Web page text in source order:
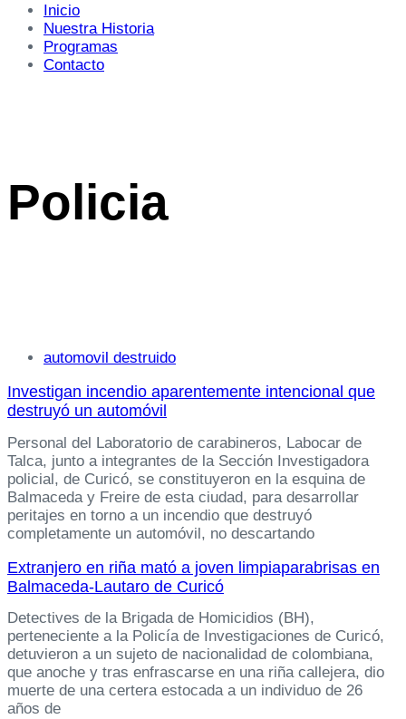
Inicio
Nuestra Historia
Programas
Contacto
Policia
Tags automovil destruido
Investigan incendio aparentemente intencional que
destruyó un automóvil
Personal del Laboratorio de carabineros, Labocar de
Talca, junto a integrantes de la Sección Investigadora
policial, de Curicó, se constituyeron en la esquina de
Balmaceda y Freire de esta ciudad, para desarrollar
peritajes en torno a un incendio que destruyó
completamente un automóvil, no descartando
Extranjero en riña mató a joven limpiaparabrisas en
Balmaceda-Lautaro de Curicó
Detectives de la Brigada de Homicidios (BH),
perteneciente a la Policía de Investigaciones de Curicó,
detuvieron a un sujeto de nacionalidad de colombiana,
que anoche y tras enfrascarse en una riña callejera, dio
muerte de una certera estocada a un individuo de 26
años de